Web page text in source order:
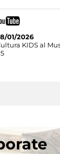
01/2026
KIDS al